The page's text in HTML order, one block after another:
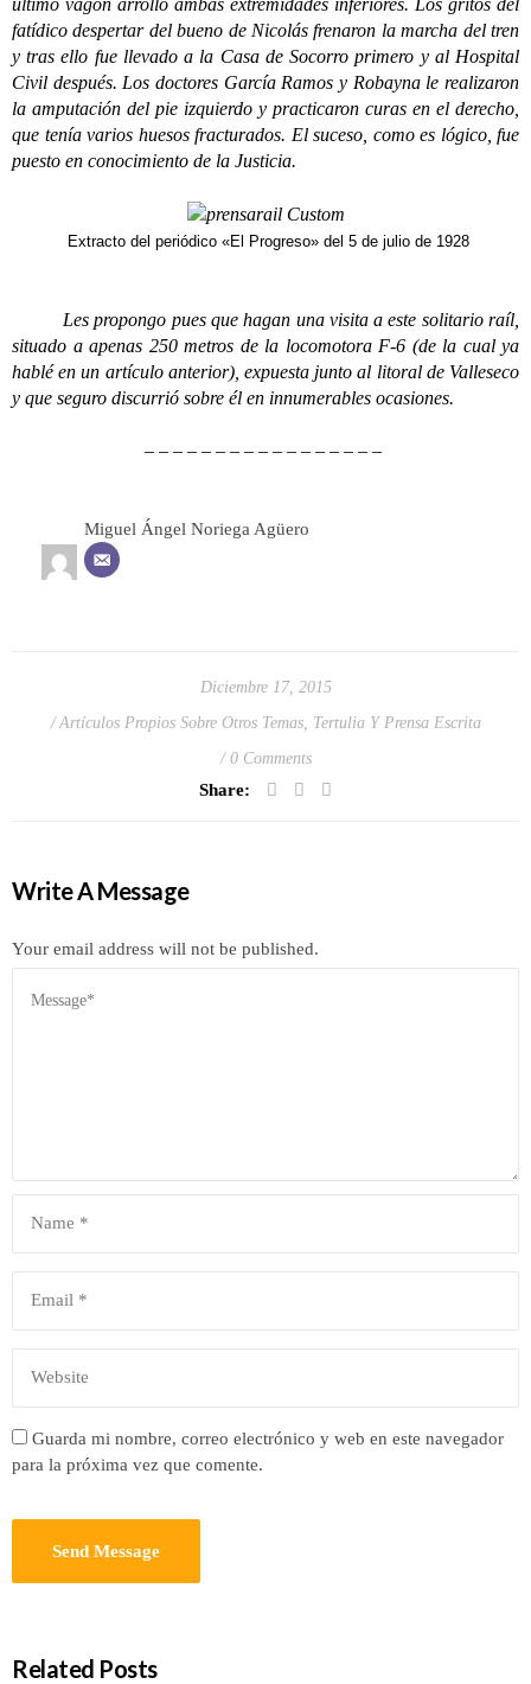
fatídico despertar del bueno de Nicolás frenaron la marcha del tren
y tras ello fue llevado a la Casa de Socorro primero y al Hospital
Civil después. Los doctores García Ramos y Robayna le realizaron
la amputación del pie izquierdo y practicaron curas en el derecho,
que tenía varios huesos fracturados. El suceso, como es lógico, fue
puesto en conocimiento de la Justicia.
Extracto del periódico «El Progreso» del 5 de julio de 1928
Les propongo pues que hagan una visita a este solitario raíl,
situado a apenas 250 metros de la locomotora F-6 (de la cual ya
hablé en un artículo anterior), expuesta junto al litoral de Valleseco
y que seguro discurrió sobre él en innumerables ocasiones.
– – – – – – – – – – – – – – – – –
Miguel Ángel Noriega Agüero
Diciembre 17, 2015
Artículos Propios Sobre Otros Temas, Tertulia Y Prensa Escrita
0 Comments
Share:
Write A Message
Your email address will not be published.
Guarda mi nombre, correo electrónico y web en este navegador
para la próxima vez que comente.
Related Posts